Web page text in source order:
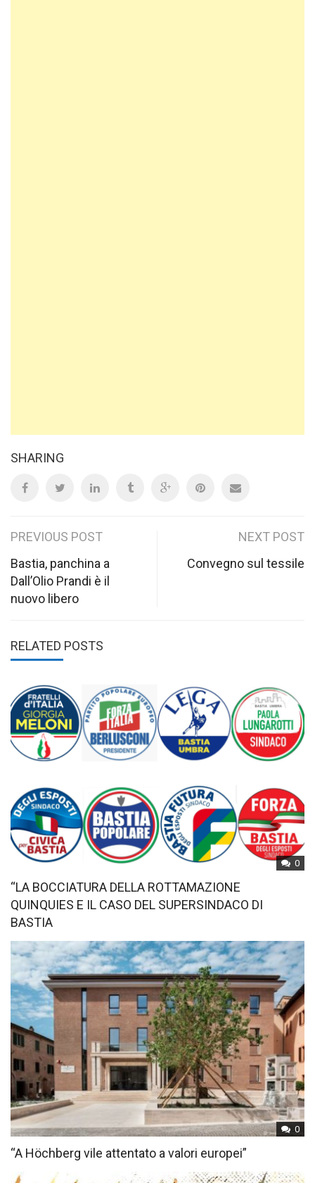
SHARING
Post
navigation
PREVIOUS POST
Bastia, panchina a
Dall’Olio Prandi è il
nuovo libero
NEXT POST
Convegno sul tessile
RELATED POSTS
0
“LA BOCCIATURA DELLA ROTTAMAZIONE
QUINQUIES E IL CASO DEL SUPERSINDACO DI
BASTIA
0
“A Höchberg vile attentato a valori europei”